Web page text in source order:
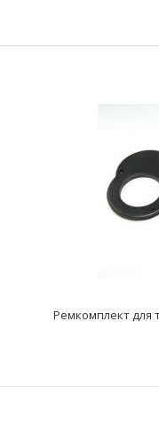
Ремкомплект для
Ремкомплект для